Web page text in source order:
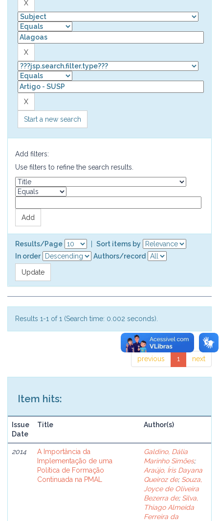
Start a new search
Add filters:
Use filters to refine the search results.
Results/Page
Sort items by
In order
Authors/record
Results 1-1 of 1 (Search time: 0.002 seconds).
previous 1 next
Item hits:
Issue
Date
Title Author(s)
2014
A Importância da
Implementação de uma
Política de Formação
Continuada na PMAL
Galdino, Dália
Marinho Simões;
Araújo, Íris Dayana
Queiroz de; Souza,
Joyce de Oliveira
Bezerra de; Silva,
Thiago Almeida
Ferreira da